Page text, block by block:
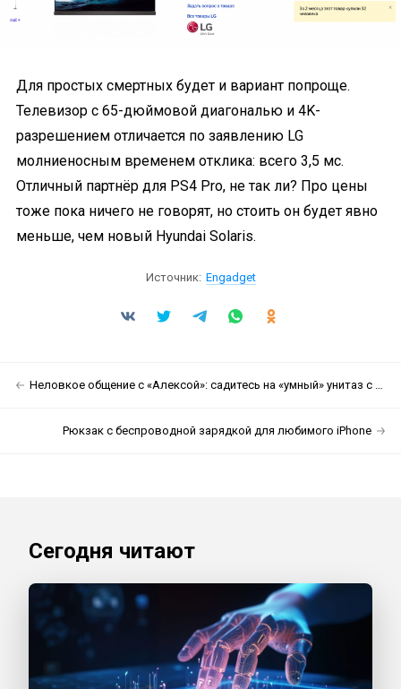
Для простых смертных будет и вариант попроще.
Телевизор с 65-дюймовой диагональю и 4K-
разрешением отличается по заявлению LG
молниеносным временем отклика: всего 3,5 мс.
Отличный партнёр для PS4 Pro, не так ли? Про цены
тоже пока ничего не говорят, но стоить он будет явно
меньше, чем новый Hyundai Solaris.
Источник: Engadget
Неловкое общение с «Алексой»: садитесь на «умный» унитаз с голосовым ассистентом
Рюкзак с беспроводной зарядкой для любимого iPhone
Сегодня читают